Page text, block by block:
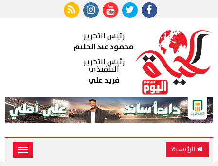
رئيس التحرير
محمود عبد الحليم
رئيس التحرير
التنفيذي
فريد علي
الرئيسية
Toggle